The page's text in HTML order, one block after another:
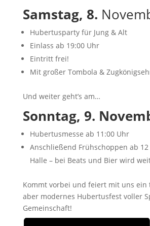
Samstag, 8.
Hubertusparty für Jung & Alt
Einlass ab 19:00 Uhr
Eintritt frei!
Mit großer Tombola &
Und weiter geht’s am…
Sonntag, 9.
Hubertusmesse ab 11:00 Uhr
Anschließend Frühschoppen ab
Halle – bei Beats und Bier wird
Kommt vorbei und feiert mit uns ein
aber modernes Hubertusfest voller
Gemeinschaft!